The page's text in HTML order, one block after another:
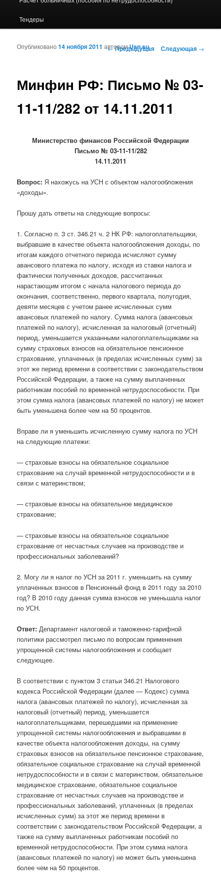
Тендеры
Навигация по записям
←Предыдущая Следующая →
Минфин РФ: Письмо № 03-
11-11/282 от 14.11.2011
Опубликовано14 ноября 2011 авторомUsn.su
Министерство финансов Российской Федерации
Письмо № 03-11-11/282
14.11.2011
Вопрос: Я нахожусь на УСН с объектом налогообложения
«доходы».
Прошу дать ответы на следующие вопросы:
1. Согласно п. 3 ст. 346.21 ч. 2 НК РФ: налогоплательщики,
выбравшие в качестве объекта налогообложения доходы, по
итогам каждого отчетного периода исчисляют сумму
авансового платежа по налогу, исходя из ставки налога и
фактически полученных доходов, рассчитанных
нарастающим итогом с начала налогового периода до
окончания, соответственно, первого квартала, полугодия,
девяти месяцев с учетом ранее исчисленных сумм
авансовых платежей по налогу. Сумма налога (авансовых
платежей по налогу), исчисленная за налоговый (отчетный)
период, уменьшается указанными налогоплательщиками на
сумму страховых взносов на обязательное пенсионное
страхование, уплаченных (в пределах исчисленных сумм) за
этот же период времени в соответствии с законодательством
Российской Федерации, а также на сумму выплаченных
работникам пособий по временной нетрудоспособности. При
этом сумма налога (авансовых платежей по налогу) не может
быть уменьшена более чем на 50 процентов.
Вправе ли я уменьшить исчисленную сумму налога по УСН
на следующие платежи:
— страховые взносы на обязательное социальное
страхование на случай временной нетрудоспособности и в
связи с материнством;
— страховые взносы на обязательное медицинское
страхование;
— страховые взносы на обязательное социальное
страхование от несчастных случаев на производстве и
профессиональных заболеваний?
2. Могу ли я налог по УСН за 2011 г. уменьшить на сумму
уплаченных взносов в Пенсионный фонд в 2011 году за 2010
год? В 2010 году данная сумма взносов не уменьшала налог
по УСН.
Ответ: Департамент налоговой и таможенно-тарифной
политики рассмотрел письмо по вопросам применения
упрощенной системы налогообложения и сообщает
следующее.
В соответствии с пунктом 3 статьи 346.21 Налогового
кодекса Российской Федерации (далее — Кодекс) сумма
налога (авансовых платежей по налогу), исчисленная за
налоговый (отчетный) период, уменьшается
налогоплательщиками, перешедшими на применение
упрощенной системы налогообложения и выбравшими в
качестве объекта налогообложения доходы, на сумму
страховых взносов на обязательное пенсионное страхование,
обязательное социальное страхование на случай временной
нетрудоспособности и в связи с материнством, обязательное
медицинское страхование, обязательное социальное
страхование от несчастных случаев на производстве и
профессиональных заболеваний, уплаченных (в пределах
исчисленных сумм) за этот же период времени в
соответствии с законодательством Российской Федерации, а
также на сумму выплаченных работникам пособий по
временной нетрудоспособности. При этом сумма налога
(авансовых платежей по налогу) не может быть уменьшена
более чем на 50 процентов.